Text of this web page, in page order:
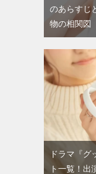
のあらすじ
物の相関図
ドラマ『グ
ト一覧！出